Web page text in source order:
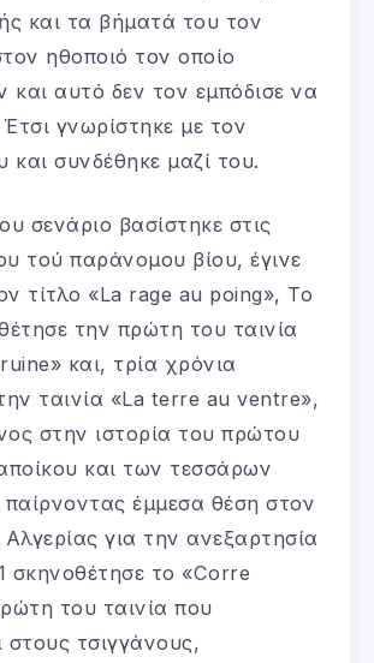
και τα βήματά του τον
ηθοποιό τον οποίο
και αυτό δεν τον εμπόδισε να
Έτσι γνωρίστηκε με τον
και συνδέθηκε μαζί του.
σενάριο βασίστηκε στις
τού παράνομου βίου, έγινε
τίτλο «La rage au poing», Το
την πρώτη του ταινία
και, τρία χρόνια
ταινία «La terre au ventre»,
στην ιστορία του πρώτου
και των τεσσάρων
έμμεσα θέση στον
για την ανεξαρτησία
σκηνοθέτησε το «Corre
του ταινία που
στους τσιγγάνους,